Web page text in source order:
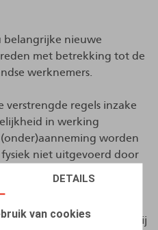
DETAILS
van cookies
belangrijke nieuwe
met betrekking tot de
werknemers.
verstrengde regels inzake
in werking
worden
niet uitgevoerd door
de (werknemers van
heeft door het
willen vermijden dat bij